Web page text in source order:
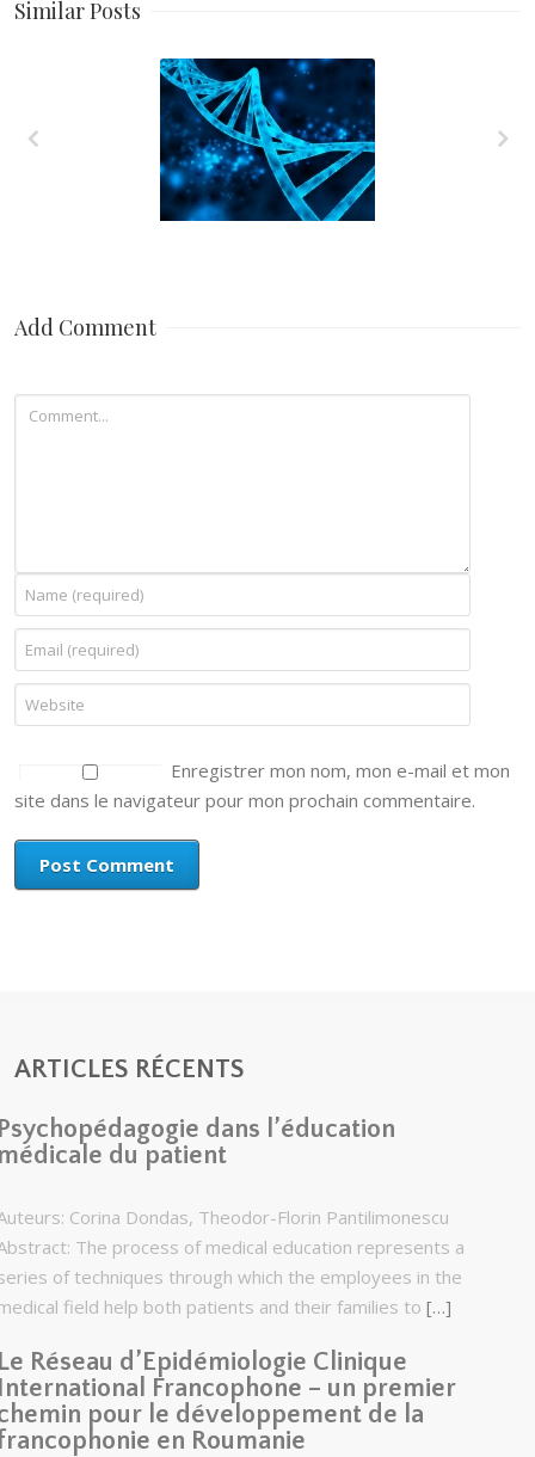
Similar Posts
Are we prepared to
implement the
oncogenetic approach
in the management of
hereditary colorectal
Add Comment
Enregistrer mon nom, mon e-mail et mon
site dans le navigateur pour mon prochain commentaire.
ARTICLES RÉCENTS
dans l’éducation
du patient
Corina Dondas, Theodor-Florin Pantilimonescu
The process of medical education represents a
of techniques through which the employees in the
field help both patients and their families to […]
Réseau d’Epidémiologie Clinique
Francophone – un premier
pour le développement de la
en Roumanie